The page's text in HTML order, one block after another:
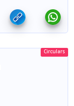
Circulars